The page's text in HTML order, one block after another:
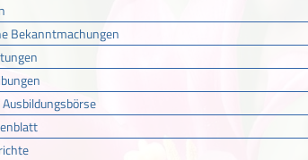
Bekanntmachungen